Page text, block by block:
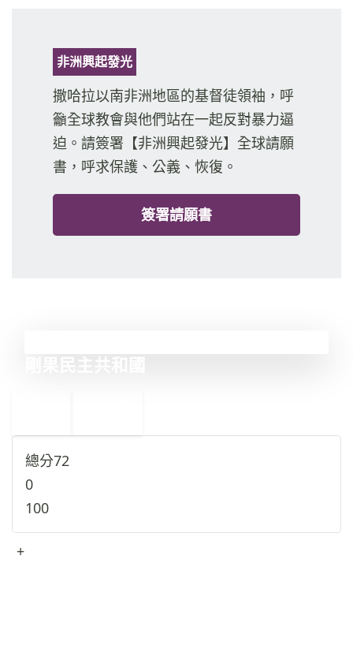
非洲興起發光
撒哈拉以南非洲地區的基督徒領袖，呼
籲全球教會與他們站在一起反對暴力逼
迫。請簽署【非洲興起發光】全球請願
書，呼求保護、公義、恢復。
簽署請願書
總分72
0
100
+